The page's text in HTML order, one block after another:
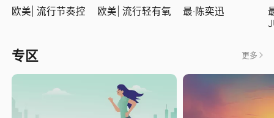
欧美| 流行节奏控 欧美| 流行轻有氧 最·陈奕迅
专区 更多